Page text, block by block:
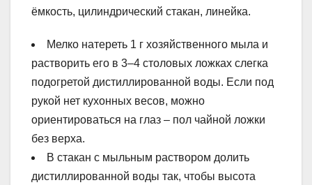
ёмкость, цилиндрический стакан, линейка.
Мелко натереть 1 г хозяйственного мыла и
растворить его в 3–4 столовых ложках слегка
подогретой дистиллированной воды. Если под
рукой нет кухонных весов, можно
ориентироваться на глаз – пол чайной ложки
без верха.
В стакан с мыльным раствором долить
дистиллированной воды так, чтобы высота